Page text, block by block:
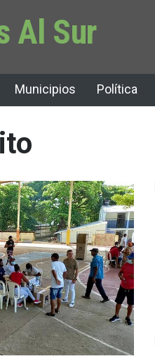
Al Sur
Municipios Política